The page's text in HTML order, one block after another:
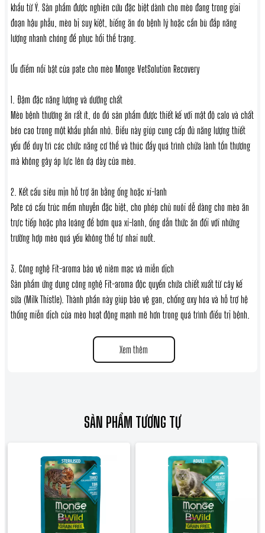
khẩu từ Ý. Sản phẩm được nghiên cứu đặc biệt dành cho mèo đang trong giai
đoạn hậu phẫu, mèo bị suy kiệt, biếng ăn do bệnh lý hoặc cần bù đắp năng
lượng nhanh chóng để phục hồi thể trạng.
Ưu điểm nổi bật của pate cho mèo Monge VetSolution Recovery
1. Đậm đặc năng lượng và dưỡng chất
Mèo bệnh thường ăn rất ít, do đó sản phẩm được thiết kế với mật độ calo và chất
béo cao trong một khẩu phần nhỏ. Điều này giúp cung cấp đủ năng lượng thiết
yếu để duy trì các chức năng cơ thể và thúc đẩy quá trình chữa lành tổn thương
mà không gây áp lực lên dạ dày của mèo.
2. Kết cấu siêu mịn hỗ trợ ăn bằng ống hoặc xi-lanh
Pate có cấu trúc mềm nhuyễn đặc biệt, cho phép chủ nuôi dễ dàng cho mèo ăn
trực tiếp hoặc pha loãng để bơm qua xi-lanh, ống dẫn thức ăn đối với những
trường hợp mèo quá yếu không thể tự nhai nuốt.
3. Công nghệ Fit-aroma bảo vệ niêm mạc và miễn dịch
Sản phẩm ứng dụng công nghệ Fit-aroma độc quyền chứa chiết xuất từ cây kế
sữa (Milk Thistle). Thành phần này giúp bảo vệ gan, chống oxy hóa và hỗ trợ hệ
thống miễn dịch của mèo hoạt động mạnh mẽ hơn trong quá trình điều trị bệnh.
4. Kích thích vị giác và giàu Nucleotides
Hương vị thịt tươi thơm ngon giúp kích thích khứu giác nhạy cảm của mèo, khơi
Thông số kỹ thuật sản phẩm
- Đối tượng: Mèo cần hồi phục sau phẫu thuật, mèo suy nhược, biếng ăn lâu
ngày hoặc mắc bệnh mãn tính
- Khối lượng: Hộp 100g
- Xuất xứ: Italy (Ý)
Hướng dẫn sử dụng và bảo quản
Xem thêm
SẢN PHẨM TƯƠNG TỰ